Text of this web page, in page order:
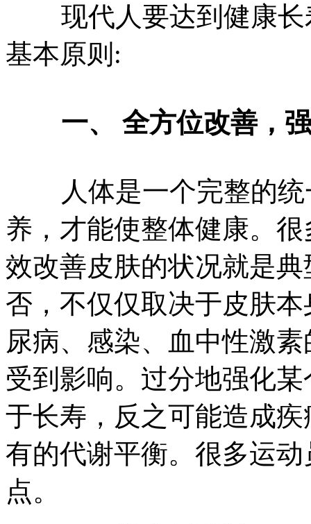
现代人要达到健康长
基本原则:
一、 全方位改善，
人体是一个完整的统
养，才能使整体健康。
效改善皮肤的状况就是
否，不仅仅取决于皮肤
尿病、感染、血中性激
受到影响。过分地强化
于长寿，反之可能造成
有的代谢平衡。很多运
点。